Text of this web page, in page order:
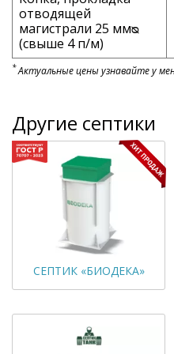
отводящей
магистрали 25 ммᴓ
(свыше 4 п/м)
*Актуальные цены узнавайте у
Другие септики
СЕПТИК «БИОДЕКА»